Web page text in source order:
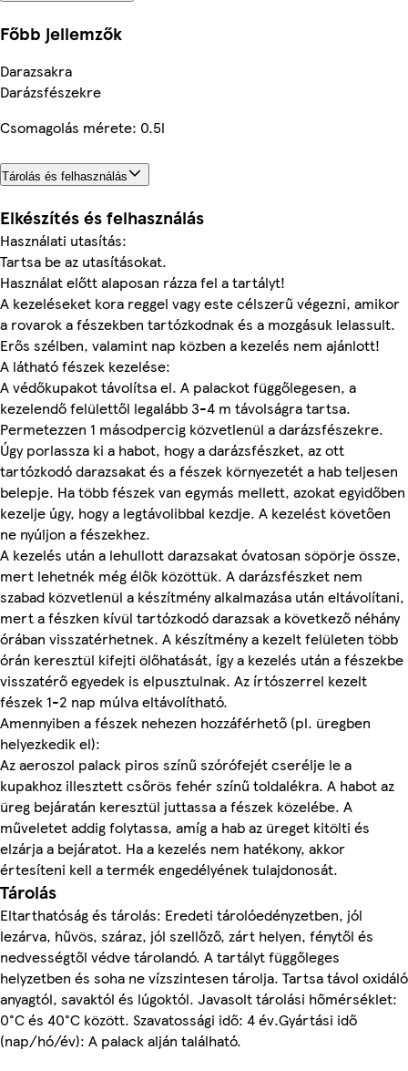
Főbb jellemzők
Darazsakra
Darázsfészekre
Csomagolás mérete: 0.5l
Tárolás és felhasználás
Elkészítés és felhasználás
Használati utasítás:
Tartsa be az utasításokat.
Használat előtt alaposan rázza fel a tartályt!
A kezeléseket kora reggel vagy este célszerű végezni, amikor
a rovarok a fészekben tartózkodnak és a mozgásuk lelassult.
Erős szélben, valamint nap közben a kezelés nem ajánlott!
A látható fészek kezelése:
A védőkupakot távolítsa el. A palackot függőlegesen, a
kezelendő felülettől legalább 3-4 m távolságra tartsa.
Permetezzen 1 másodpercig közvetlenül a darázsfészekre.
Úgy porlassza ki a habot, hogy a darázsfészket, az ott
tartózkodó darazsakat és a fészek környezetét a hab teljesen
belepje. Ha több fészek van egymás mellett, azokat egyidőben
kezelje úgy, hogy a legtávolibbal kezdje. A kezelést követően
ne nyúljon a fészekhez.
A kezelés után a lehullott darazsakat óvatosan söpörje össze,
mert lehetnék még élők közöttük. A darázsfészket nem
szabad közvetlenül a készítmény alkalmazása után eltávolítani,
mert a fészken kívül tartózkodó darazsak a következő néhány
órában visszatérhetnek. A készítmény a kezelt felületen több
órán keresztül kifejti ölőhatását, így a kezelés után a fészekbe
visszatérő egyedek is elpusztulnak. Az írtószerrel kezelt
fészek 1-2 nap múlva eltávolítható.
Amennyiben a fészek nehezen hozzáférhető (pl. üregben
helyezkedik el):
Az aeroszol palack piros színű szórófejét cserélje le a
kupakhoz illesztett csőrös fehér színű toldalékra. A habot az
üreg bejáratán keresztül juttassa a fészek közelébe. A
műveletet addig folytassa, amíg a hab az üreget kitölti és
elzárja a bejáratot. Ha a kezelés nem hatékony, akkor
értesíteni kell a termék engedélyének tulajdonosát.
Tárolás
Eltarthatóság és tárolás: Eredeti tárolóedényzetben, jól
lezárva, hűvös, száraz, jól szellőző, zárt helyen, fénytől és
nedvességtől védve tárolandó. A tartályt függőleges
helyzetben és soha ne vízszintesen tárolja. Tartsa távol oxidáló
anyagtól, savaktól és lúgoktól. Javasolt tárolási hőmérséklet:
0°C és 40°C között. Szavatossági idő: 4 év.Gyártási idő
(nap/hó/év): A palack alján található.